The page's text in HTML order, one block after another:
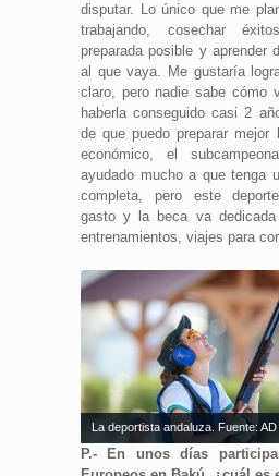
disputar. Lo único que me
trabajando, cosechar
preparada posible y aprender
al que vaya. Me gustaría
claro, pero nadie sabe cómo
haberla conseguido casi 2
de que puedo preparar
económico, el
ayudado mucho a que tenga
completa, pero este
gasto y la beca va
entrenamientos, viajes para
La deportista andaluza. Fuente: AD
P.- En unos días